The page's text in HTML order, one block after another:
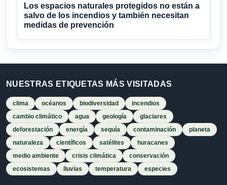
Los espacios naturales protegidos no están a
salvo de los incendios y también necesitan
medidas de prevención
NUESTRAS ETIQUETAS MÁS VISITADAS
clima océanos biodiversidad
incendios
cambio climático
agua geología
glaciares
deforestación
energía sequía contaminación
planeta
naturaleza
científicos satélites
huracanes
medio ambiente
crisis climática
conservación
ecosistemas
lluvias temperatura especies